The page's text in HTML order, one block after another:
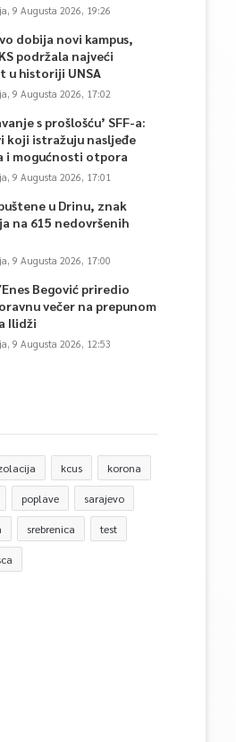
9 Augusta 2026, 19:26
dobija novi kampus,
podržala najveći
u historiji UNSA
9 Augusta 2026, 17:02
s prošlošću’ SFF-a:
koji istražuju nasljeđe
i mogućnosti otpora
9 Augusta 2026, 17:01
u Drinu, znak
na 615 nedovršenih
9 Augusta 2026, 17:00
Begović priredio
večer na prepunom
Ilidži
9 Augusta 2026, 12:53
kcus korona
poplave sarajevo
srebrenica test